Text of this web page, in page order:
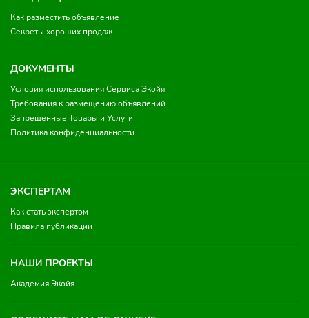
Как разместить объявление
Секреты хороших продаж
ДОКУМЕНТЫ
Условия использования Сервиса Экойя
Требования к размещению объявлений
Запрещенные Товары и Услуги
Политика конфиденциальности
ЭКСПЕРТАМ
Как стать экспертом
Правила публикации
НАШИ ПРОЕКТЫ
Академия Экойя